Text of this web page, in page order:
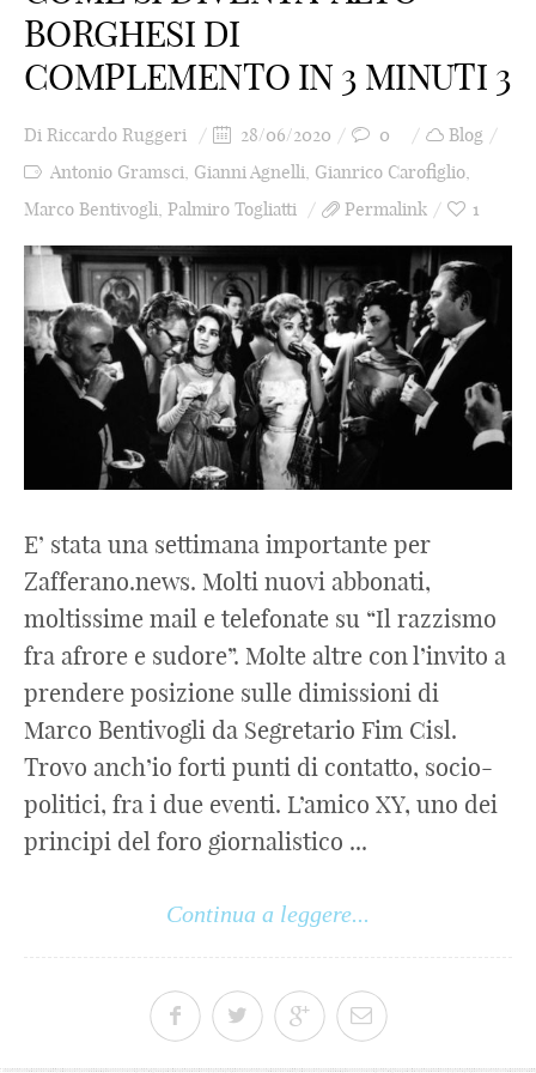
BORGHESI DI
COMPLEMENTO IN 3 MINUTI 3
Di Riccardo Ruggeri 28/06/2020 0
Blog
Antonio Gramsci, Gianni Agnelli, Gianrico Carofiglio,
Marco Bentivogli, Palmiro Togliatti Permalink 1
E’ stata una settimana importante per
Zafferano.news. Molti nuovi abbonati,
moltissime mail e telefonate su “Il razzismo
fra afrore e sudore”. Molte altre con l’invito a
prendere posizione sulle dimissioni di
Marco Bentivogli da Segretario Fim Cisl.
Trovo anch’io forti punti di contatto, socio-
politici, fra i due eventi. L’amico XY, uno dei
principi del foro giornalistico ...
Continua a leggere...